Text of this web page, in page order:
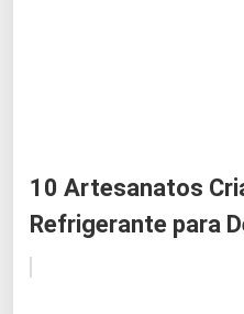
10 Artesanatos
Refrigerante para